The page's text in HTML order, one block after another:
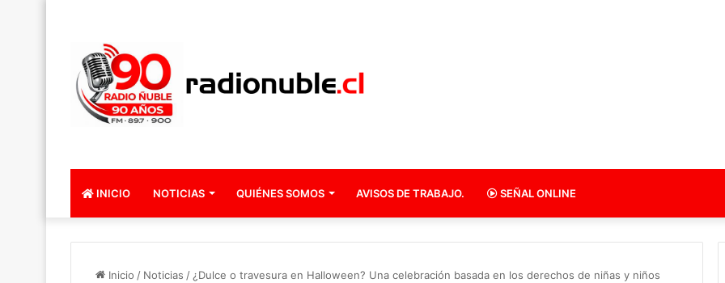
INICIO NOTICIAS QUIÉNES SOMOS AVISOS DE TRABAJO. SEÑAL ONLINE
Inicio / Noticias /¿Dulce o travesura en Halloween? Una celebración basada en los derechos de niñas y niños